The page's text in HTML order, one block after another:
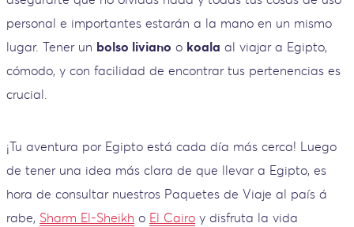
personal e importantes estarán a la mano en un mismo
lugar. Tener un bolso liviano o koala al viajar a Egipto,
cómodo, y con facilidad de encontrar tus pertenencias es
crucial.
¡Tu aventura por Egipto está cada día más cerca! Luego
de tener una idea más clara de que llevar a Egipto, es
hora de consultar nuestros Paquetes de Viaje al país á​​​​​​​
rabe, Sharm El-Sheikh o El Cairo y disfruta la vida